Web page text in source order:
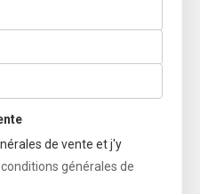
de vente et j'y
conditions générales de